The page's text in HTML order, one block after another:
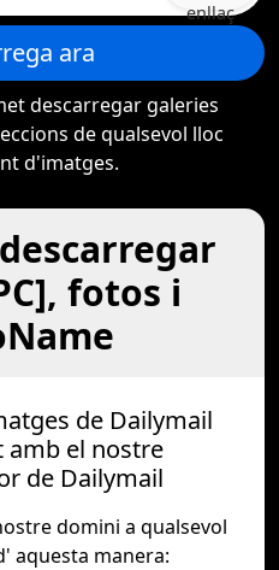
enllaç
ara
descarregar galeries
de qualsevol lloc
d'imatges.
fotos i
de Dailymail
el nostre
de Dailymail
domini a qualsevol
aquesta manera: